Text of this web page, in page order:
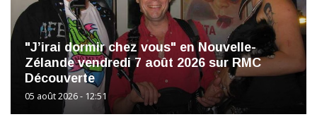
"J’irai dormir chez vous" en Nouvelle-
Zélande vendredi 7 août 2026 sur RMC
Découverte
05 août 2026 - 12:51